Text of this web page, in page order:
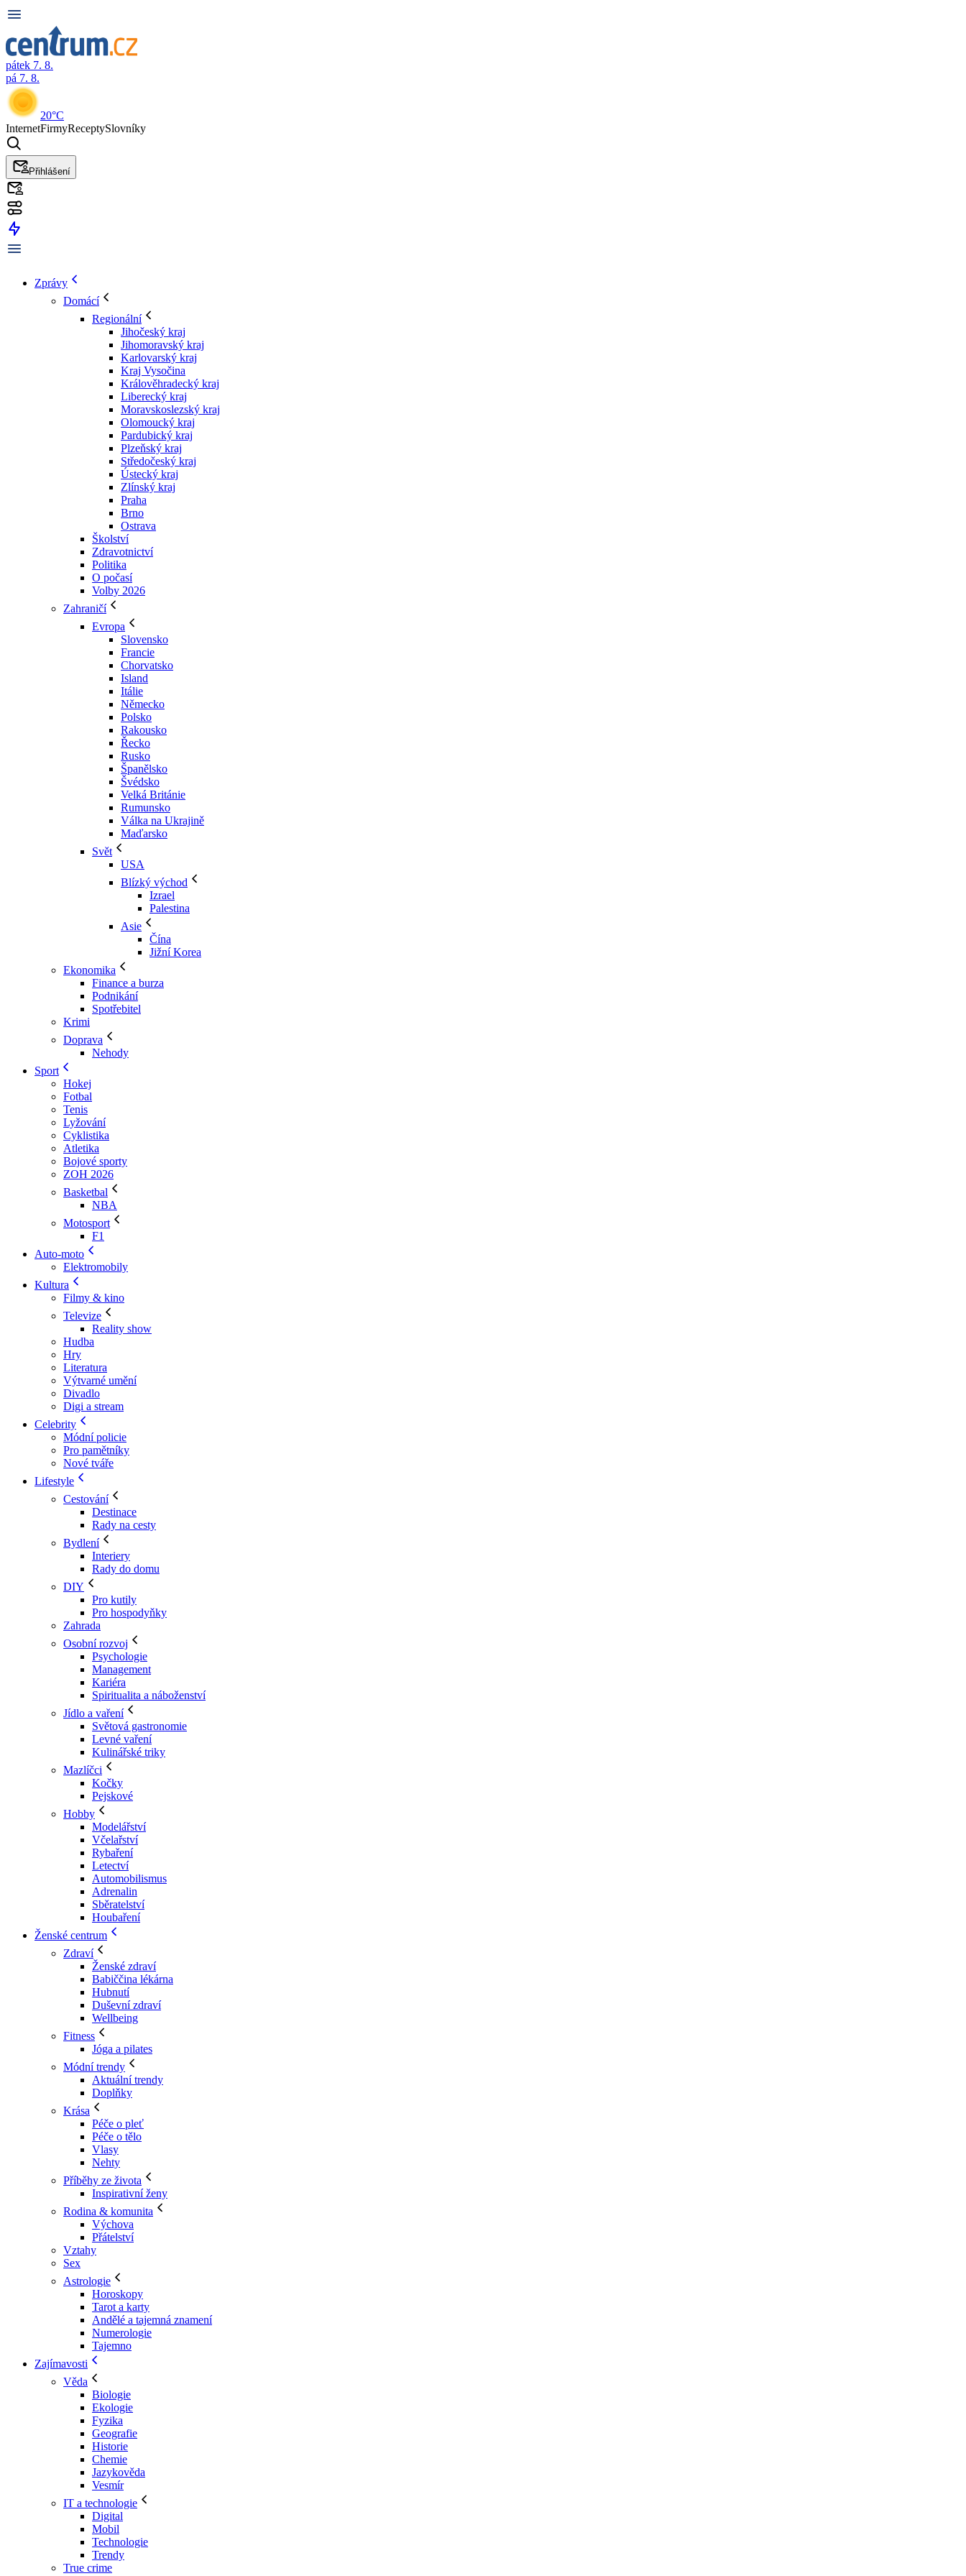
pátek 7. 8.
pá 7. 8.
20°C
InternetFirmyReceptySlovníky
Přihlášení
Zprávy
Domácí
Regionální
Jihočeský kraj
Jihomoravský kraj
Karlovarský kraj
Kraj Vysočina
Králověhradecký kraj
Liberecký kraj
Moravskoslezský kraj
Olomoucký kraj
Pardubický kraj
Plzeňský kraj
Středočeský kraj
Ústecký kraj
Zlínský kraj
Praha
Brno
Ostrava
Školství
Zdravotnictví
Politika
O počasí
Volby 2026
Zahraničí
Evropa
Slovensko
Francie
Chorvatsko
Island
Itálie
Německo
Polsko
Rakousko
Řecko
Rusko
Španělsko
Švédsko
Velká Británie
Rumunsko
Válka na Ukrajině
Maďarsko
Svět
USA
Blízký východ
Izrael
Palestina
Asie
Čína
Jižní Korea
Ekonomika
Finance a burza
Podnikání
Spotřebitel
Krimi
Doprava
Nehody
Sport
Hokej
Fotbal
Tenis
Lyžování
Cyklistika
Atletika
Bojové sporty
ZOH 2026
Basketbal
NBA
Motosport
F1
Auto-moto
Elektromobily
Kultura
Filmy & kino
Televize
Reality show
Hudba
Hry
Literatura
Výtvarné umění
Divadlo
Digi a stream
Celebrity
Módní policie
Pro pamětníky
Nové tváře
Lifestyle
Cestování
Destinace
Rady na cesty
Bydlení
Interiery
Rady do domu
DIY
Pro kutily
Pro hospodyňky
Zahrada
Osobní rozvoj
Psychologie
Management
Kariéra
Spiritualita a náboženství
Jídlo a vaření
Světová gastronomie
Levné vaření
Kulinářské triky
Mazlíčci
Kočky
Pejskové
Hobby
Modelářství
Včelařství
Rybaření
Letectví
Automobilismus
Adrenalin
Sběratelství
Houbaření
Ženské centrum
Zdraví
Ženské zdraví
Babiččina lékárna
Hubnutí
Duševní zdraví
Wellbeing
Fitness
Jóga a pilates
Módní trendy
Aktuální trendy
Doplňky
Krása
Péče o pleť
Péče o tělo
Vlasy
Nehty
Příběhy ze života
Inspirativní ženy
Rodina & komunita
Výchova
Přátelství
Vztahy
Sex
Astrologie
Horoskopy
Tarot a karty
Andělé a tajemná znamení
Numerologie
Tajemno
Zajímavosti
Věda
Biologie
Ekologie
Fyzika
Geografie
Historie
Chemie
Jazykověda
Vesmír
IT a technologie
Digital
Mobil
Technologie
Trendy
True crime